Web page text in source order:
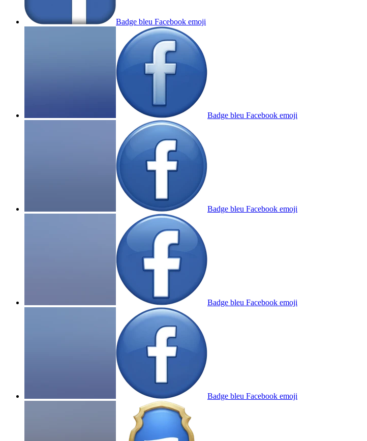
Badge bleu Facebook emoji
Badge bleu Facebook emoji
Badge bleu Facebook emoji
Badge bleu Facebook emoji
Badge bleu Facebook emoji